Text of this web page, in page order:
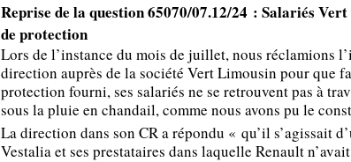
Reprise de la question 65070/07.12/24 : Salariés Vert
de protection
Lors de l’instance du mois de juillet, nous réclamions
direction auprès de la société Vert Limousin pour que
protection fourni, ses salariés ne se retrouvent pas à
sous la pluie en chandail, comme nous avons pu le
La direction dans son CR a répondu « qu’il s’agissait
Vestalia et ses prestataires dans laquelle Renault